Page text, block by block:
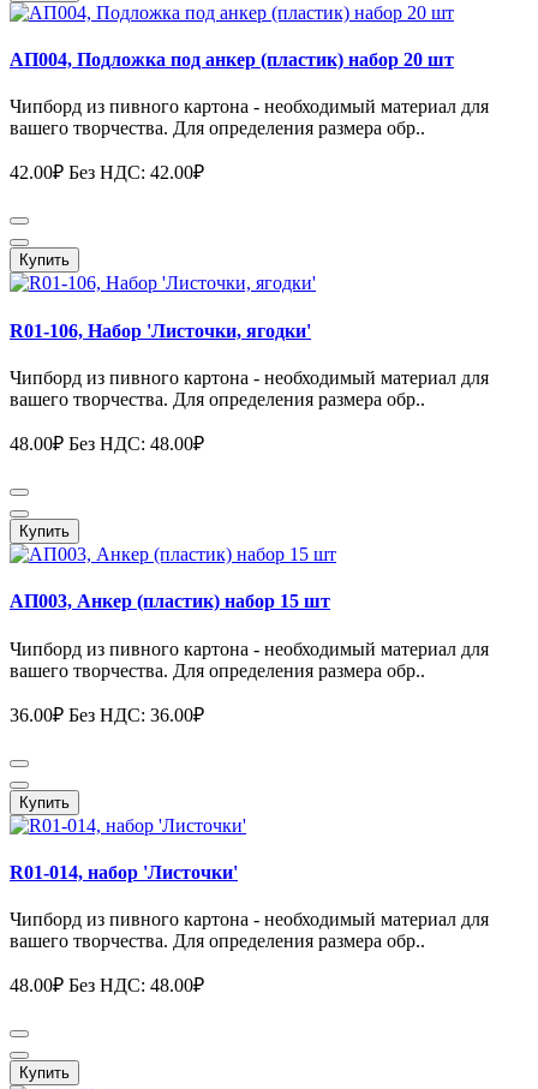
АП004, Подложка под анкер (пластик) набор 20 шт
Чипборд из пивного картона - необходимый материал для
вашего творчества. Для определения размера обр..
42.00₽ Без НДС: 42.00₽
Купить
R01-106, Набор 'Листочки, ягодки'
Чипборд из пивного картона - необходимый материал для
вашего творчества. Для определения размера обр..
48.00₽ Без НДС: 48.00₽
Купить
АП003, Анкер (пластик) набор 15 шт
Чипборд из пивного картона - необходимый материал для
вашего творчества. Для определения размера обр..
36.00₽ Без НДС: 36.00₽
Купить
R01-014, набор 'Листочки'
Чипборд из пивного картона - необходимый материал для
вашего творчества. Для определения размера обр..
48.00₽ Без НДС: 48.00₽
Купить